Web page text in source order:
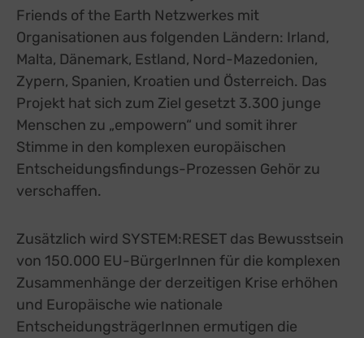
Friends of the Earth Netzwerkes mit
Organisationen aus folgenden Ländern: Irland,
Malta, Dänemark, Estland, Nord-Mazedonien,
Zypern, Spanien, Kroatien und Österreich. Das
Projekt hat sich zum Ziel gesetzt 3.300 junge
Menschen zu „empowern“ und somit ihrer
Stimme in den komplexen europäischen
Entscheidungsfindungs-Prozessen Gehör zu
verschaffen.
Zusätzlich wird SYSTEM:RESET das Bewusstsein
von 150.000 EU-BürgerInnen für die komplexen
Zusammenhänge der derzeitigen Krise erhöhen
und Europäische wie nationale
EntscheidungsträgerInnen ermutigen die